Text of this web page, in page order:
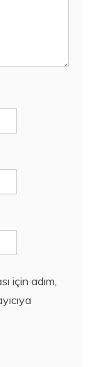
için adım,